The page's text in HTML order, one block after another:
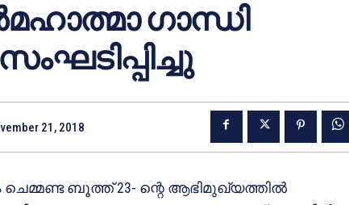
ഗാന്ധി
21, 2018
ബൂത്ത് 23- ന്റെ ആഭിമുഖ്യത്തില്‍